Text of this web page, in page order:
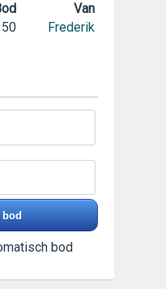
Van
Frederik
bod